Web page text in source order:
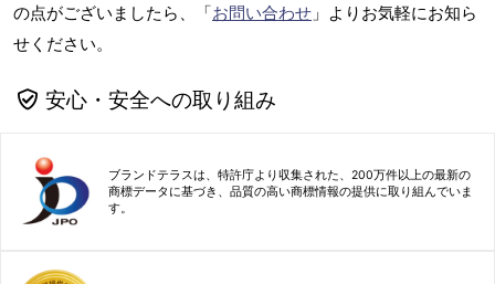
の点がございましたら、「お問い合わせ 」よりお気軽にお知ら
せください。
安心・安全への取り組み
ブランドテラスは、特許庁より収集された、200万件以上の最新の
商標データに基づき、品質の高い商標情報の提供に取り組んでいま
す。